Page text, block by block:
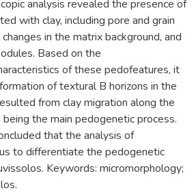
analysis revealed the presence of
with clay, including pore and grain
in the matrix background, and
Based on the
of these pedofeatures, it
of textural B horizons in the
from clay migration along the
the main pedogenetic process.
that the analysis of
to differentiate the pedogenetic
Keywords: micromorphology;